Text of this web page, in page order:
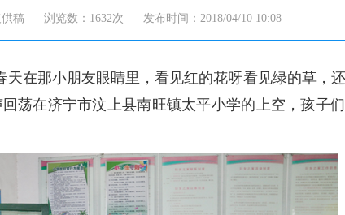
稿 浏览数：1632次 发布时间：2018/04/10 10:08
天在那小朋友眼睛里，看见红的花呀看见绿的草，
荡在济宁市汶上县南旺镇太平小学的上空，孩子